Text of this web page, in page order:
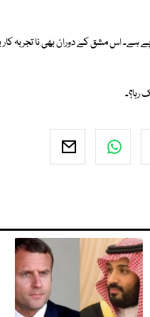
اس مشق کے دوران بھی نا تجربہ کار
رہا؟۔